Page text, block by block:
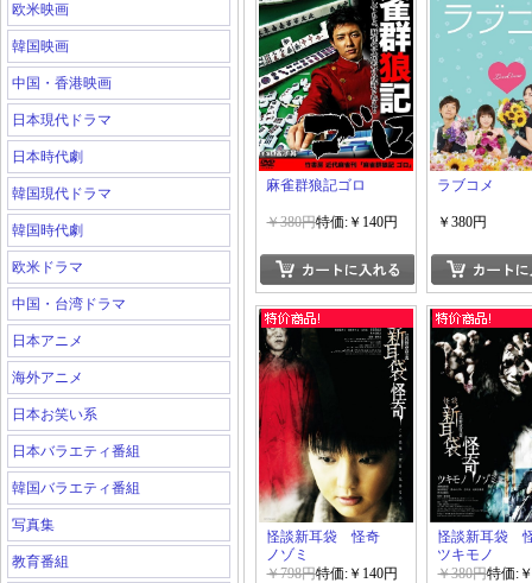
欧米映画
韓国映画
中国・香港映画
日本現代ドラマ
日本時代劇
韓国現代ドラマ
韓国時代劇
欧米ドラマ
中国・台湾ドラマ
日本アニメ
海外アニメ
日本お笑い系
日本バラエティ番組
韓国バラエティ番組
写真集
教育番組
麻雀群狼記ゴロ
￥380円特価:￥140円
ラブコメ
￥380円
怪談新耳袋 怪奇
ノゾミ
￥798円特価:￥140円
怪談新耳袋
ツキモノ
￥380円特価: